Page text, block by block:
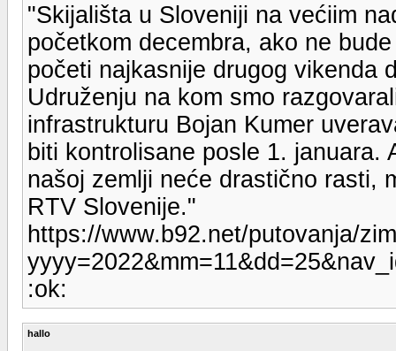
"Skijališta u Sloveniji na većiim
početkom decembra, ako ne
početi najkasnije drugog vikenda
Udruženju na kom smo
infrastrukturu Bojan Kumer
biti kontrolisane posle 1.
našoj zemlji neće drastično rasti,
RTV Slovenije."
https://www.b92.net/putovanja/
:ok:
hallo